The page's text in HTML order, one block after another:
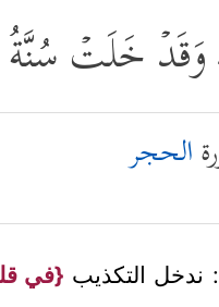
وَقَدۡ خَلَتۡ سُنَّةُ
الحجر
ندخل التكذيب {في